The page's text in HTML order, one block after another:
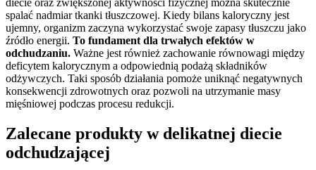
spalać nadmiar tkanki tłuszczowej. Kiedy bilans kaloryczny jest
ujemny, organizm zaczyna wykorzystać swoje zapasy tłuszczu jako
źródło energii. To fundament dla trwałych efektów w
odchudzaniu. Ważne jest również zachowanie równowagi między
deficytem kalorycznym a odpowiednią podażą składników
odżywczych. Taki sposób działania pomoże uniknąć negatywnych
konsekwencji zdrowotnych oraz pozwoli na utrzymanie masy
mięśniowej podczas procesu redukcji.
Zalecane produkty w delikatnej diecie
odchudzającej